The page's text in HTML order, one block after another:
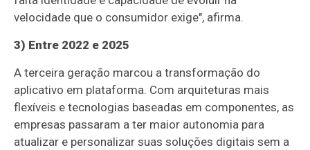
velocidade que o consumidor exige", afirma.
3) Entre 2022 e 2025
A terceira geração marcou a transformação do
aplicativo em plataforma. Com arquiteturas mais
flexíveis e tecnologias baseadas em componentes, as
empresas passaram a ter maior autonomia para
atualizar e personalizar suas soluções digitais sem a